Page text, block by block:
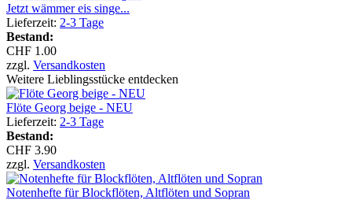
Jetzt wämmer eis singe...
Lieferzeit: 2-3 Tage
Bestand:
CHF 1.00
zzgl. Versandkosten
Weitere Lieblingsstücke entdecken
Flöte Georg beige - NEU
Lieferzeit: 2-3 Tage
Bestand:
CHF 3.90
zzgl. Versandkosten
Notenhefte für Blockflöten, Altflöten und Sopran